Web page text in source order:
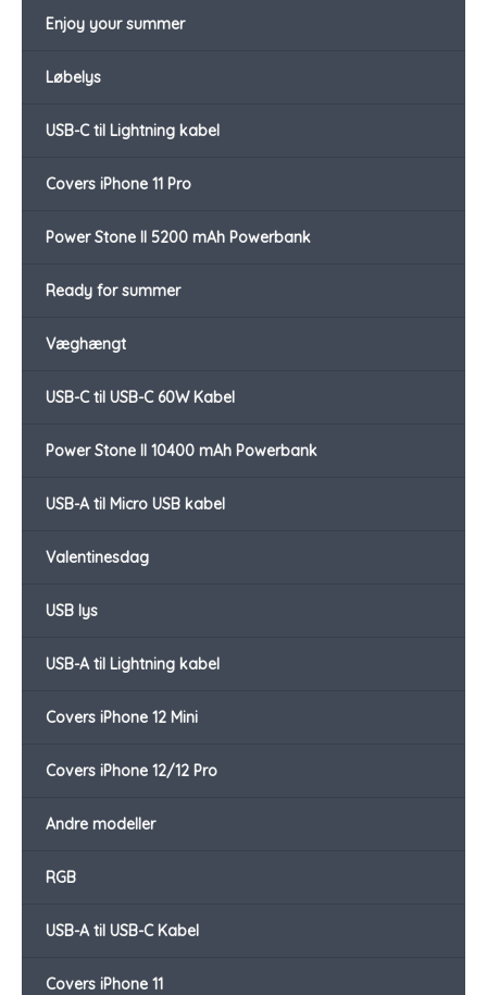
Enjoy your summer
Løbelys
USB-C til Lightning kabel
Covers iPhone 11 Pro
Power Stone II 5200 mAh Powerbank
Ready for summer
Væghængt
USB-C til USB-C 60W Kabel
Power Stone II 10400 mAh Powerbank
USB-A til Micro USB kabel
Valentinesdag
USB lys
USB-A til Lightning kabel
Covers iPhone 12 Mini
Covers iPhone 12/12 Pro
Andre modeller
RGB
USB-A til USB-C Kabel
Covers iPhone 11